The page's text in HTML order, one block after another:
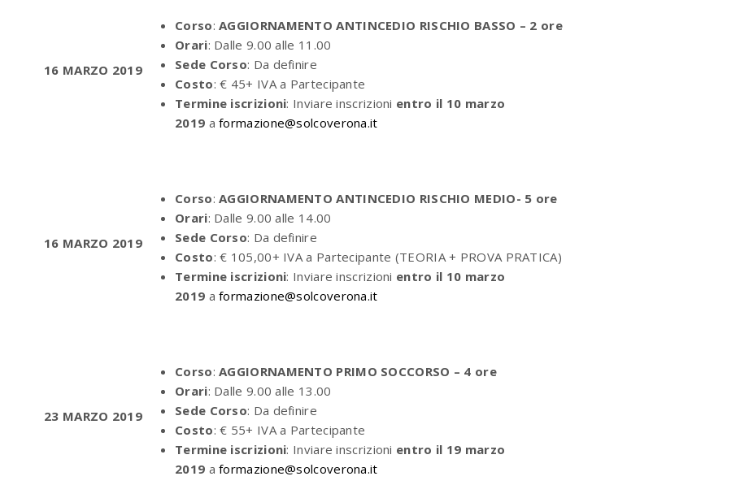
16 MARZO 2019
Corso:AGGIORNAMENTO ANTINCEDIO RISCHIO BASSO – 2 ore
Orari: Dalle 9.00 alle 11.00
Sede Corso: Da definire
Costo: € 45+ IVA a Partecipante
Termine iscrizioni: Inviare inscrizioni entro il 10 marzo
2019 aformazione@solcoverona.it
16 MARZO 2019
Corso:AGGIORNAMENTO ANTINCEDIO RISCHIO MEDIO- 5 ore
Orari: Dalle 9.00 alle 14.00
Sede Corso: Da definire
Costo: € 105,00+ IVA a Partecipante (TEORIA + PROVA PRATICA)
Termine iscrizioni: Inviare inscrizioni entro il 10 marzo
2019 aformazione@solcoverona.it
23 MARZO 2019
Corso:AGGIORNAMENTO PRIMO SOCCORSO – 4 ore
Orari: Dalle 9.00 alle 13.00
Sede Corso: Da definire
Costo: € 55+ IVA a Partecipante
Termine iscrizioni: Inviare inscrizioni entro il 19 marzo
2019 aformazione@solcoverona.it